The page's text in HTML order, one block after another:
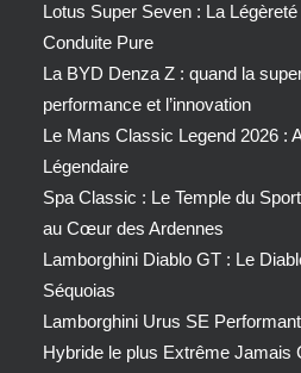
Lotus Super Seven : La
Conduite Pure
La BYD Denza Z : quand la
performance et l’innovation
Le Mans Classic Legend 2026 :
Légendaire
Spa Classic : Le Temple du
au Cœur des Ardennes
Lamborghini Diablo GT : Le
Séquoias
Lamborghini Urus SE
Hybride le plus Extrême Jamais